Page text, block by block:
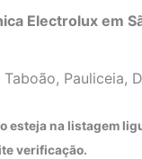
Electrolux em
Pauliceia,
esteja na listagem
verificação.